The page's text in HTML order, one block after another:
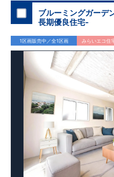
ブルーミングガーデ
長期優良住宅-
1区画販売中／全1区画 みらいエコ住